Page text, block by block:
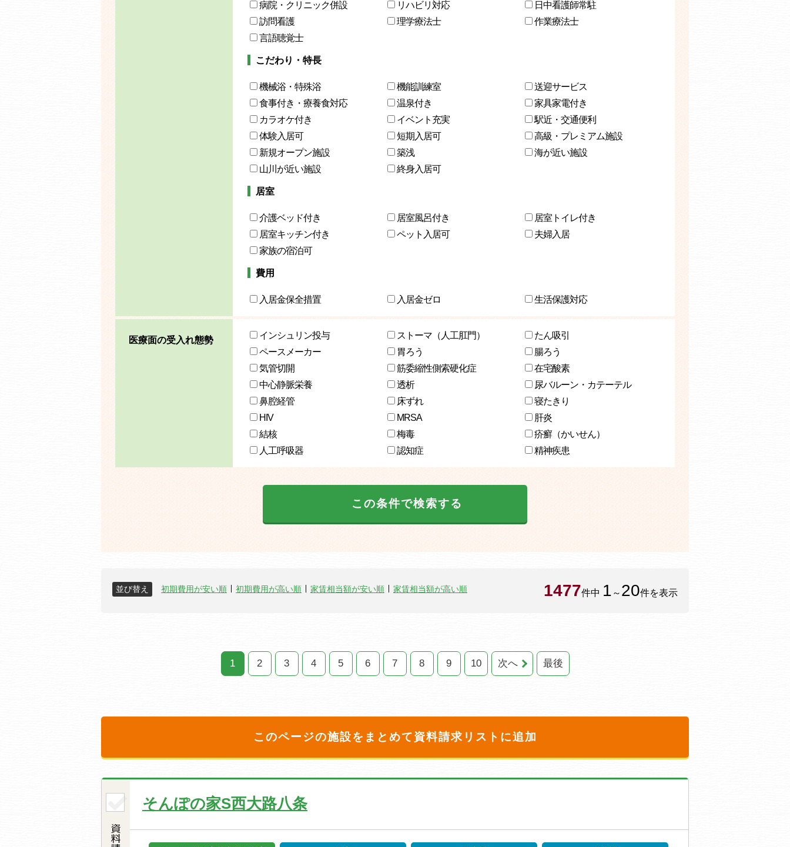
病院・クリニック併設
リハビリ対応
日中看護師常駐
訪問看護
理学療法士
作業療法士
言語聴覚士
こだわり・特長
機械浴・特殊浴 機能訓練室
送迎サービス
食事付き・療養食対応
温泉付き
家具家電付き
カラオケ付き
イベント充実
駅近・交通便利
体験入居可
短期入居可
高級・プレミアム施設
新規オープン施設
築浅
海が近い施設
山川が近い施設
終身入居可
居室
介護ベッド付き 居室風呂付き
居室トイレ付き
居室キッチン付き
ペット入居可
夫婦入居
家族の宿泊可
費用
入居金保全措置 入居金ゼロ 生活保護対応
医療面の受入れ態勢 インシュリン投与 ストーマ（人工肛門）
たん吸引
ペースメーカー
胃ろう
腸ろう
気管切開
筋委縮性側索硬化症
在宅酸素
中心静脈栄養
透析
尿バルーン・カテーテル
鼻腔経管
床ずれ
寝たきり
HIV
MRSA
肝炎
結核
梅毒
疥癬（かいせん）
人工呼吸器
認知症 精神疾患
この条件で検索する
1477件中 1 ～ 20件を表示
並び替え 初期費用が安い順 初期費用が高い順 家賃相当額が安い順 家賃相当額が高い順
1 2 3 4 5 6 7 8 9 10 次へ 最後
このページの施設をまとめて資料請求リストに追加
そんぽの家S西大路八条